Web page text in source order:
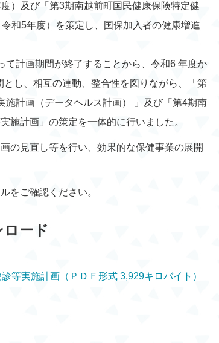
）及び「第3期南越前町国民健康保険特定健
和5年度）を策定し、国保加入者の健康増進
て計画期間が終了することから、令和6 年度か
し、相互の連動、整合性を図りながら、「第
施計画（データヘルス計画） 」及び「第4期南
施計画」の策定を一体的に行いました。
の見直し等を行い、効果的な保健事業の展開
をご確認ください。
ード
等実施計画（ＰＤＦ形式 3,929キロバイト）